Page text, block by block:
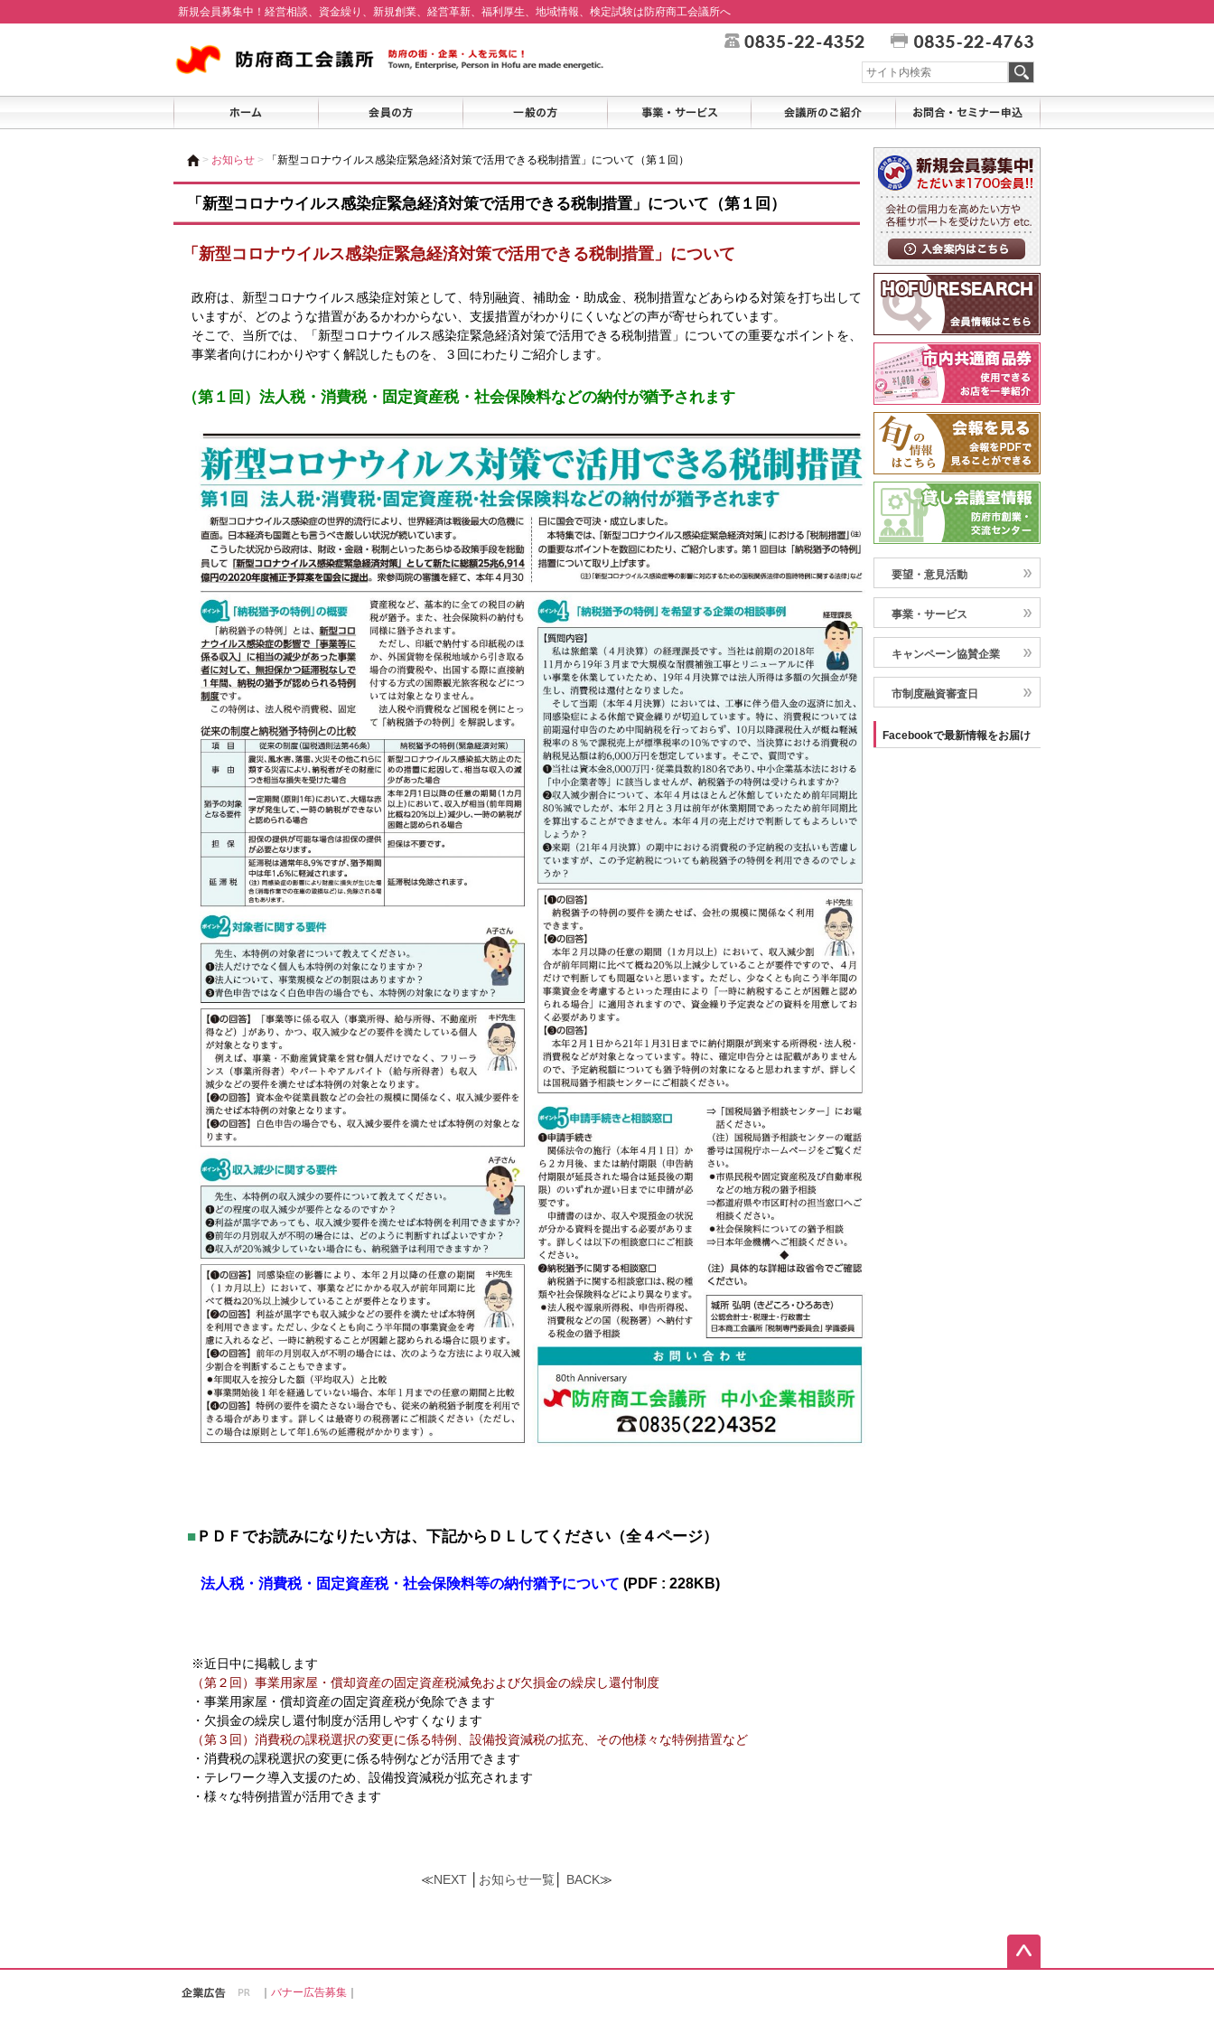
新規会員募集中！経営相談、資金繰り、新規創業、経営革新、福利厚生、地域情報、検定試験は防府商工会議所へ
> お知らせ > 「新型コロナウイルス感染症緊急経済対策で活用できる税制措置」について（第１回）
「新型コロナウイルス感染症緊急経済対策で活用できる税制措置」について（第１回）
「新型コロナウイルス感染症緊急経済対策で活用できる税制措置」について
政府は、新型コロナウイルス感染症対策として、特別融資、補助金・助成金、税制措置などあらゆる対策を打ち出して
いますが、どのような措置があるかわからない、支援措置がわかりにくいなどの声が寄せられています。
そこで、当所では、「新型コロナウイルス感染症緊急経済対策で活用できる税制措置」についての重要なポイントを、
事業者向けにわかりやすく解説したものを、３回にわたりご紹介します。
（第１回）法人税・消費税・固定資産税・社会保険料などの納付が猶予されます
■ ＰＤＦでお読みになりたい方は、下記からＤＬしてください（全４ページ）
法人税・消費税・固定資産税・社会保険料等の納付猶予について (PDF : 228KB)
※近日中に掲載します
（第２回）事業用家屋・償却資産の固定資産税減免および欠損金の繰戻し還付制度
・事業用家屋・償却資産の固定資産税が免除できます
・欠損金の繰戻し還付制度が活用しやすくなります
（第３回）消費税の課税選択の変更に係る特例、設備投資減税の拡充、その他様々な特例措置など
・消費税の課税選択の変更に係る特例などが活用できます
・テレワーク導入支援のため、設備投資減税が拡充されます
・様々な特例措置が活用できます
≪NEXT お知らせ一覧 BACK≫
要望・意見活動
事業・サービス
キャンペーン協賛企業
市制度融資審査日
Facebookで最新情報をお届け
｜ バナー広告募集 ｜